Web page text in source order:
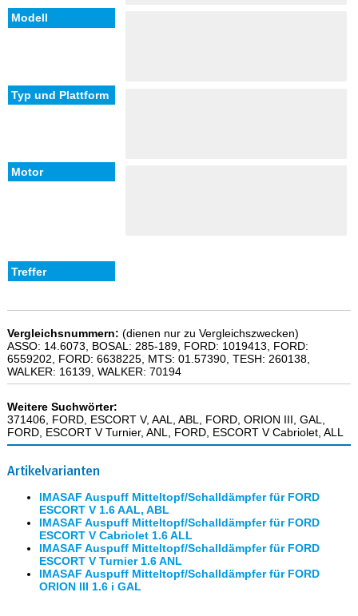
Vergleichsnummern: (dienen nur zu Vergleichszwecken)
ASSO: 14.6073, BOSAL: 285-189, FORD: 1019413, FORD:
6559202, FORD: 6638225, MTS: 01.57390, TESH: 260138,
WALKER: 16139, WALKER: 70194
Weitere Suchwörter:
371406, FORD, ESCORT V, AAL, ABL, FORD, ORION III, GAL,
FORD, ESCORT V Turnier, ANL, FORD, ESCORT V Cabriolet, ALL
Artikelvarianten
IMASAF Auspuff Mitteltopf/Schalldämpfer für FORD
ESCORT V 1.6 AAL, ABL
IMASAF Auspuff Mitteltopf/Schalldämpfer für FORD
ESCORT V Cabriolet 1.6 ALL
IMASAF Auspuff Mitteltopf/Schalldämpfer für FORD
ESCORT V Turnier 1.6 ANL
IMASAF Auspuff Mitteltopf/Schalldämpfer für FORD
ORION III 1.6 i GAL